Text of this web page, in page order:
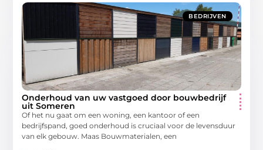
BEDRIJVEN
Onderhoud van uw vastgoed door bouwbedrijf
uit Someren
Of het nu gaat om een woning, een kantoor of een
bedrijfspand, goed onderhoud is cruciaal voor de levensduur
van elk gebouw. Maas Bouwmaterialen, een